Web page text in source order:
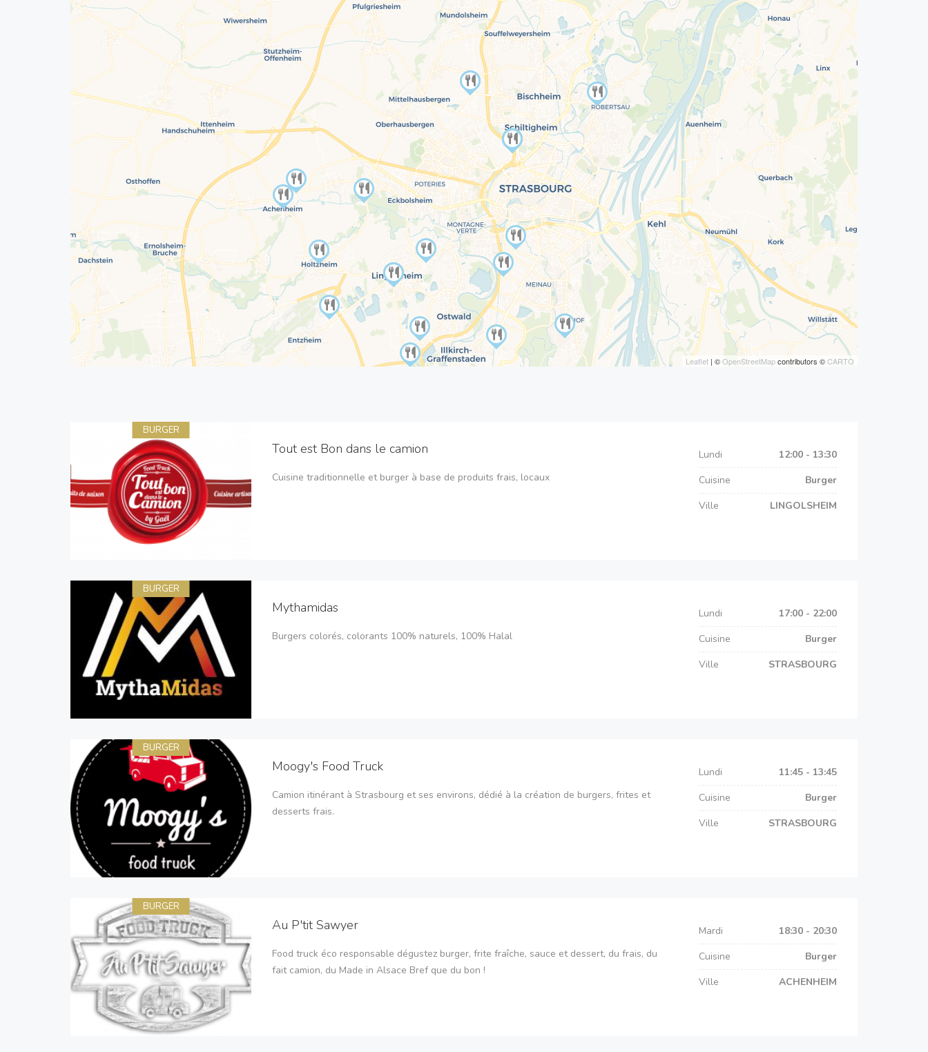
Leaflet | ©OpenStreetMapcontributors ©CARTO
BURGER
Tout est Bon dans le camion
Cuisine traditionnelle et burger à base de produits frais, locaux
Lundi
12:00 - 13:30
Cuisine
Burger
Ville
LINGOLSHEIM
BURGER
Mythamidas
Burgers colorés, colorants 100% naturels, 100% Halal
Lundi
17:00 - 22:00
Cuisine
Burger
Ville
STRASBOURG
BURGER
Moogy's Food Truck
Camion itinérant à Strasbourg et ses environs, dédié à la création de burgers, frites et
desserts frais.
Lundi
11:45 - 13:45
Cuisine
Burger
Ville
STRASBOURG
BURGER
Au P'tit Sawyer
Food truck éco responsable dégustez burger, frite fraîche, sauce et dessert, du frais, du
fait camion, du Made in Alsace Bref que du bon !
Mardi
18:30 - 20:30
Cuisine
Burger
Ville
ACHENHEIM